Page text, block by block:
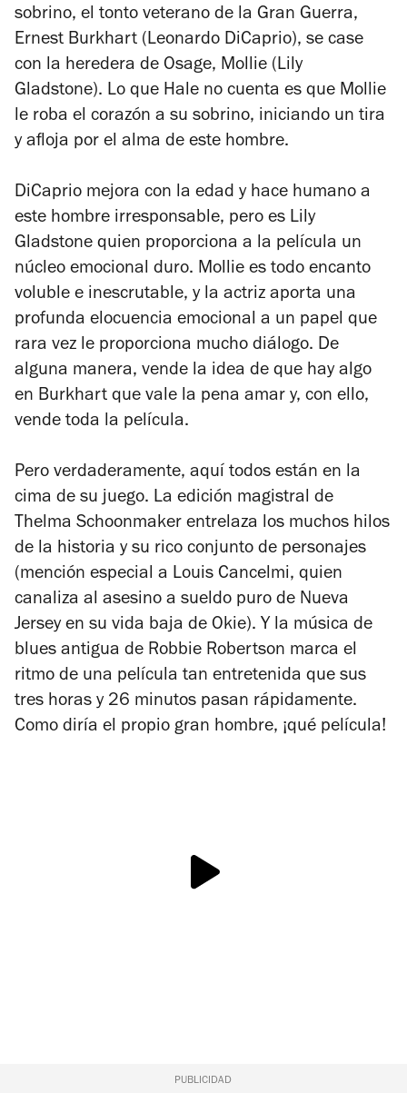
sobrino, el tonto veterano de la Gran Guerra,
Ernest Burkhart (Leonardo DiCaprio), se case
con la heredera de Osage, Mollie (Lily
Gladstone). Lo que Hale no cuenta es que Mollie
le roba el corazón a su sobrino, iniciando un tira
y afloja por el alma de este hombre.
DiCaprio mejora con la edad y hace humano a
este hombre irresponsable, pero es Lily
Gladstone quien proporciona a la película un
núcleo emocional duro. Mollie es todo encanto
voluble e inescrutable, y la actriz aporta una
profunda elocuencia emocional a un papel que
rara vez le proporciona mucho diálogo. De
alguna manera, vende la idea de que hay algo
en Burkhart que vale la pena amar y, con ello,
vende toda la película.
Pero verdaderamente, aquí todos están en la
cima de su juego. La edición magistral de
Thelma Schoonmaker entrelaza los muchos hilos
de la historia y su rico conjunto de personajes
(mención especial a Louis Cancelmi, quien
canaliza al asesino a sueldo puro de Nueva
Jersey en su vida baja de Okie). Y la música de
blues antigua de Robbie Robertson marca el
ritmo de una película tan entretenida que sus
tres horas y 26 minutos pasan rápidamente.
Como diría el propio gran hombre, ¡qué película!
PUBLICIDAD